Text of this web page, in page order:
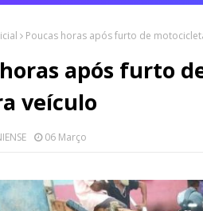
Poucas horas após furto de
após furto
veículo
06 Março